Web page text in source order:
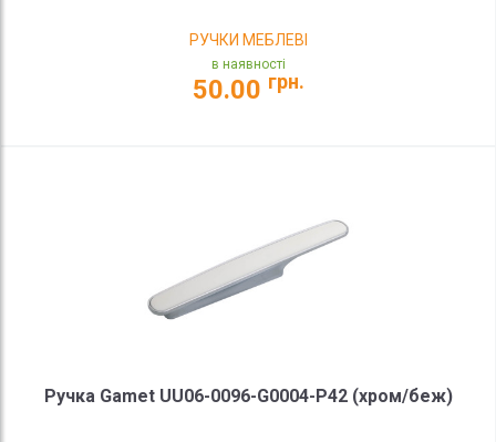
РУЧКИ МЕБЛЕВІ
в наявності
50.00 грн.
Ручка Gamet UU06-0096-G0004-P42 (хром/беж)